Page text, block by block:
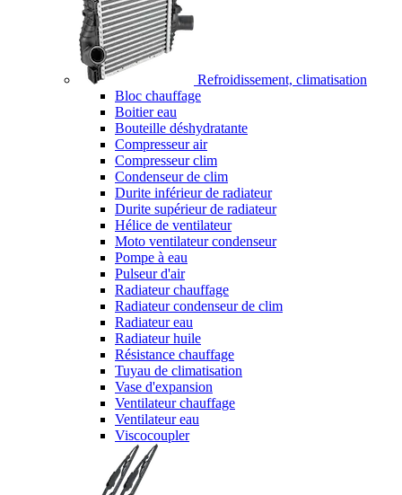
Refroidissement, climatisation
Bloc chauffage
Boitier eau
Bouteille déshydratante
Compresseur air
Compresseur clim
Condenseur de clim
Durite inférieur de radiateur
Durite supérieur de radiateur
Hélice de ventilateur
Moto ventilateur condenseur
Pompe à eau
Pulseur d'air
Radiateur chauffage
Radiateur condenseur de clim
Radiateur eau
Radiateur huile
Résistance chauffage
Tuyau de climatisation
Vase d'expansion
Ventilateur chauffage
Ventilateur eau
Viscocoupler